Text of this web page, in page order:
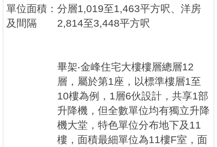
單位面積
及間隔
： 分層1,019至1,463平方呎、洋房
2,814至3,448平方呎
畢架‧金峰住宅大樓樓層總層12
層，屬於第1座，以標準樓層1至
10樓為例，1層6伙設計，共享1部
升降機，但全數單位均有獨立升降
機大堂，特色單位分布地下及11
樓，面積最細單位為11樓F室，面